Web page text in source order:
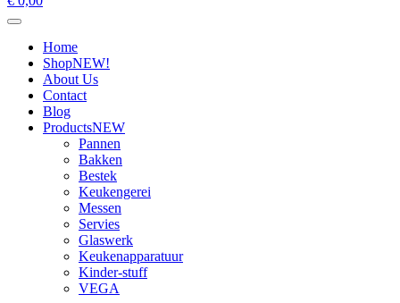
Home
ShopNEW!
About Us
Contact
Blog
ProductsNEW
Pannen
Bakken
Bestek
Keukengerei
Messen
Servies
Glaswerk
Keukenapparatuur
Kinder-stuff
VEGA